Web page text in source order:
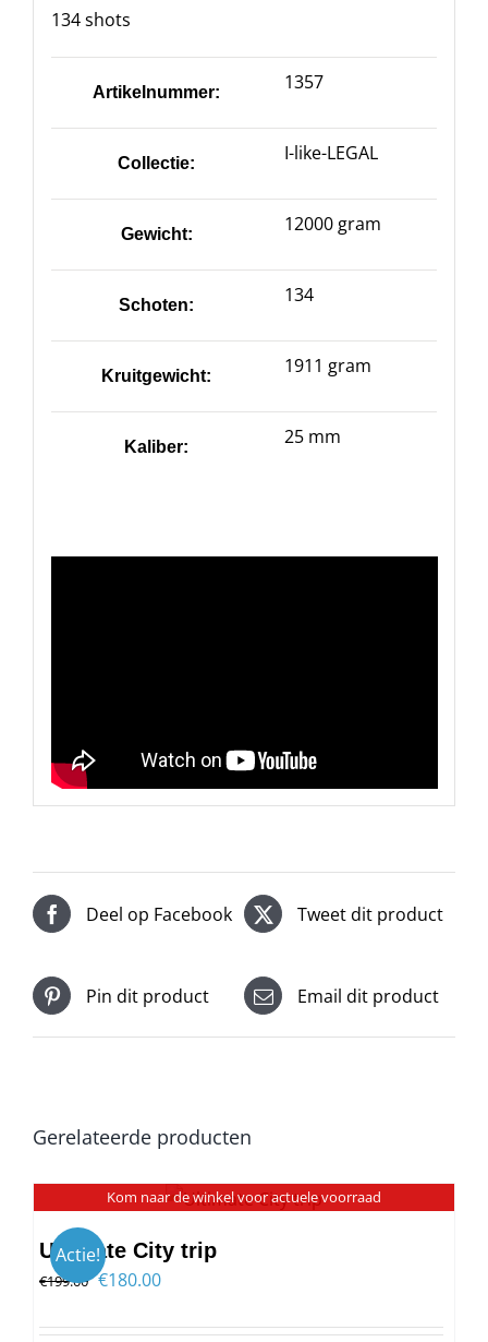
134 shots
Artikelnummer: 1357
Collectie: I-like-LEGAL
Gewicht: 12000 gram
Schoten: 134
Kruitgewicht: 1911 gram
Kaliber: 25 mm
Deel op Facebook Tweet dit product
Pin dit product Email dit product
Gerelateerde producten
Kom naar de winkel voor actuele voorraad
Actie!
Ultimate City trip
€199.00 Oorspronkelijke
€180.00Huidige